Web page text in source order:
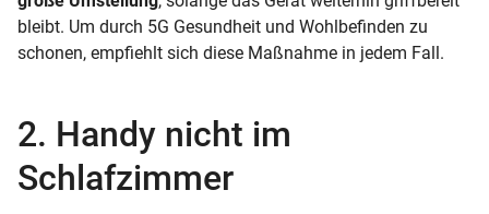
bleibt. Um durch 5G Gesundheit und Wohlbefinden zu
schonen, empfiehlt sich diese Maßnahme in jedem Fall.
2. Handy nicht im
Schlafzimmer